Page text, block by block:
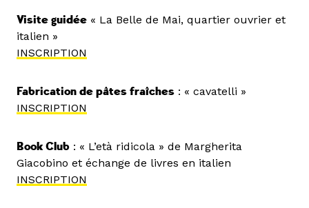
Visite guidée « La Belle de Mai, quartier ouvrier et
italien »
INSCRIPTION
Fabrication de pâtes fraîches : « cavatelli »
INSCRIPTION
Book Club : « L’età ridicola » de Margherita
Giacobino et échange de livres en italien
INSCRIPTION